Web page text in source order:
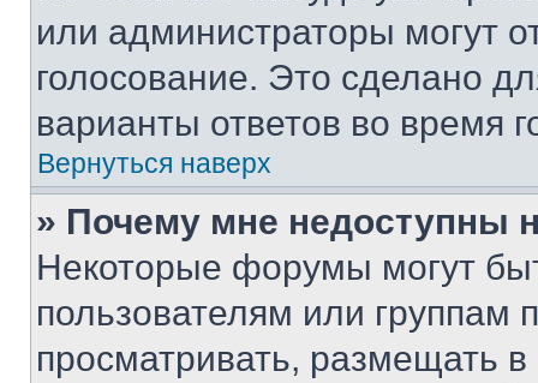
или администраторы могут
голосование. Это сделано
варианты ответов во время
Вернуться наверх
» Почему мне недоступны
Некоторые форумы могут
пользователям или группам
просматривать, размещать